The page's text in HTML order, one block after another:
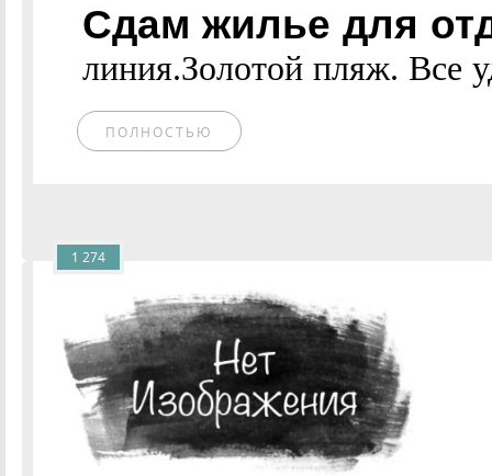
Сдам жилье для
линия.Золотой пляж. Все
ПОЛНОСТЬЮ
1 274